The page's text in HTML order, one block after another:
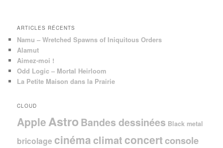
ARTICLES RÉCENTS
Namu – Wretched Spawns of Iniquitous Orders
Alamut
Aimez-moi !
Odd Logic – Mortal Heirloom
La Petite Maison dans la Prairie
CLOUD
Apple AstroBandes dessinées Black metal
bricolage cinéma climat concertconsole